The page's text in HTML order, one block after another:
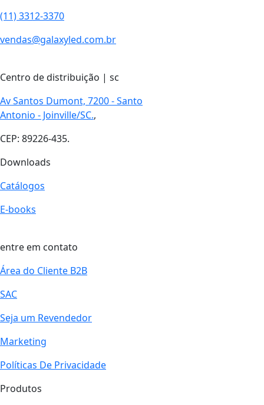
(11) 3312-3370
vendas@galaxyled.com.br
Centro de distribuição | sc
Av Santos Dumont, 7200 - Santo
Antonio - Joinville/SC.,
CEP: 89226-435.
Downloads
Catálogos
E-books
entre em contato
Área do Cliente B2B
SAC
Seja um Revendedor
Marketing
Políticas De Privacidade
Produtos